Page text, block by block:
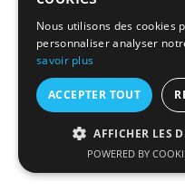
Comment
Nous utilisons des cookies
personnaliser analyser
savoir plus
ACCEPTER TOUT
AFFICHER LES
POWERED BY